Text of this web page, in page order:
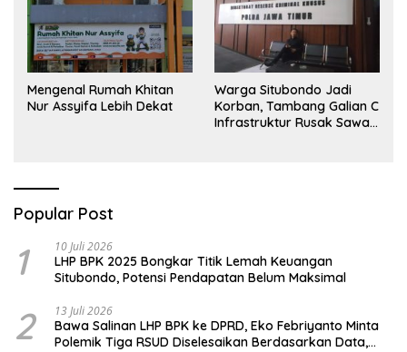
Mengenal Rumah Khitan
Nur Assyifa Lebih Dekat
Warga Situbondo Jadi
Korban, Tambang Galian C
Infrastruktur Rusak Sawah
Popular Post
1 10 Juli 2026
LHP BPK 2025 Bongkar Titik Lemah Keuangan
Situbondo, Potensi Pendapatan Belum Maksimal
2 13 Juli 2026
Bawa Salinan LHP BPK ke DPRD, Eko Febriyanto Minta
Polemik Tiga RSUD Diselesaikan Berdasarkan Data,